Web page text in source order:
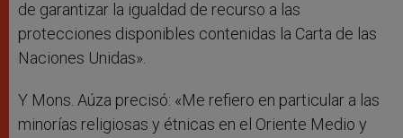
de garantizar la igualdad de recurso a las
protecciones disponibles contenidas la Carta de las
Naciones Unidas».
Y Mons. Aúza precisó: «Me refiero en particular a las
minorías religiosas y étnicas en el Oriente Medio y